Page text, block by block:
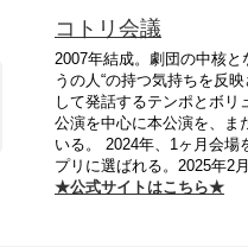
コトリ会議
2007年結成。劇団の中核
うの人“の持つ気持ちを反
して発話するテンポとボ
公演を中心に本公演を、ま
いる。 2024年、1ヶ月会
プリに選ばれる。2025年2
★公式サイトはこちら★